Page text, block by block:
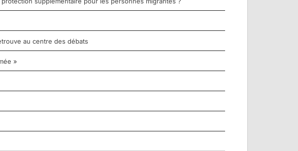
au centre des débats
»